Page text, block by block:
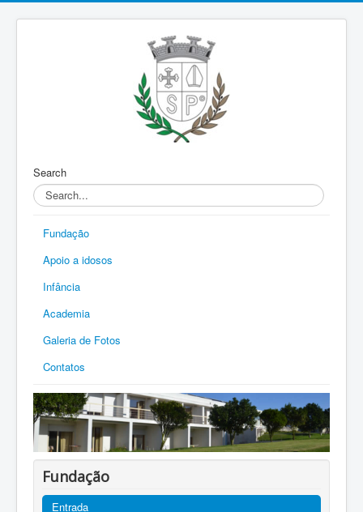
Search
Fundação
Apoio a idosos
Infância
Academia
Galeria de Fotos
Contatos
Fundação
Entrada